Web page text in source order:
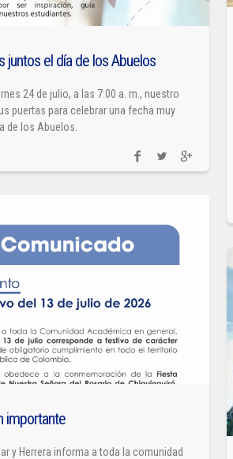
juntos el día de los Abuelos
24 de julio, a las 7:00 a. m., nuestro
puertas para celebrar una fecha muy
de los Abuelos.
importante
y Herrera informa a toda la comunidad